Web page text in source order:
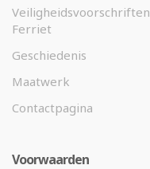
Veiligheidsvoorschriften
Ferriet
Geschiedenis
Maatwerk
Contactpagina
Voorwaarden